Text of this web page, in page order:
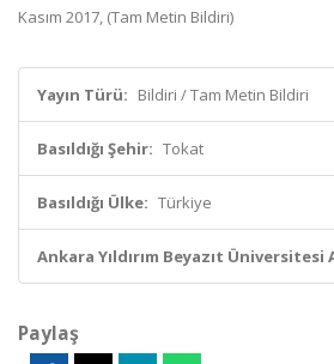
Kasım 2017, (Tam Metin Bildiri)
Yayın Türü: Bildiri / Tam Metin Bildiri
Basıldığı Şehir: Tokat
Basıldığı Ülke: Türkiye
Ankara Yıldırım Beyazıt Üniversitesi
Paylaş